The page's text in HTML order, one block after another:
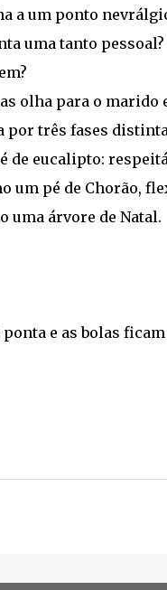
a um ponto
uma tanto pessoal?
olha para o marido
por três fases
de eucalipto:
um pé de Chorão,
uma árvore de Natal.
e as bolas